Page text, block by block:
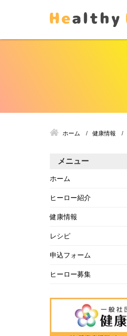
ホーム 健康情報
メニュー
ホーム
ヒーロー紹介
健康情報
レシピ
申込フォーム
ヒーロー募集